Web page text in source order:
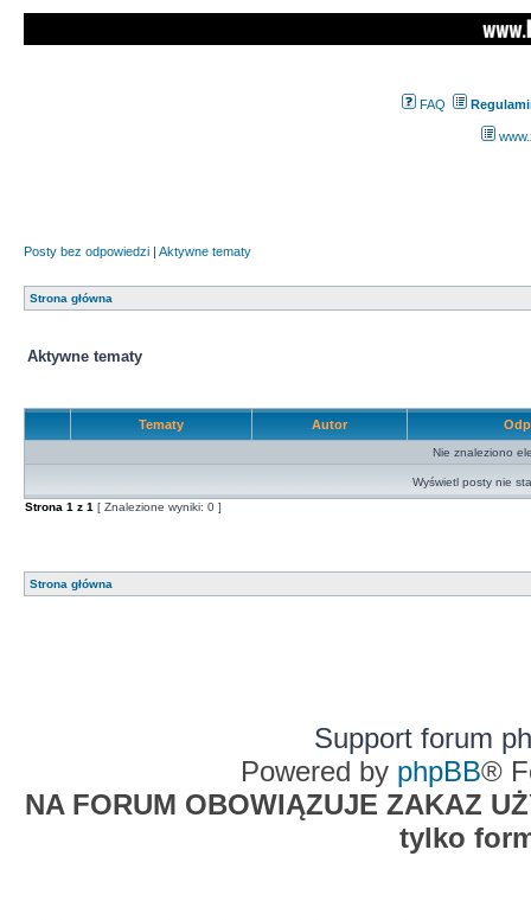
FAQ
Posty bez odpowiedzi | Aktywne tematy
Strona główna
Aktywne tematy
Tematy Autor
Nie znaleziono
Wyświetl posty nie
Strona 1 z 1 [ Znalezione wyniki: 0 ]
Strona główna
Support forum
Powered by phpBB®
NA FORUM OBOWIĄZUJE ZAKAZ
tylko